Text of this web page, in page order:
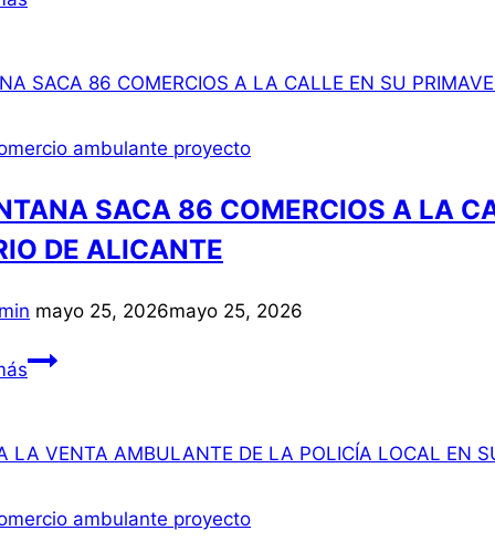
SE
CONTRA
«ABANDONO»
QUE
SUFRE
SECTOR
ambulante proyecto
SACA 86 COMERCIOS A LA
DE ALICANTE
mayo 25, 2026mayo 25, 2026
QUINTANA
COMERCIOS
ambulante proyecto